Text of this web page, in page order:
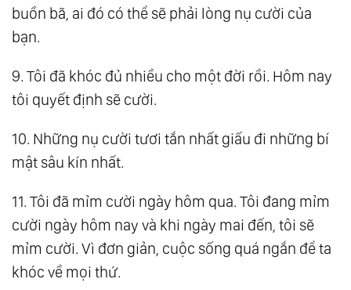
buồn bã, ai đó có thể sẽ phải lòng nụ cười của
bạn.
9. Tôi đã khóc đủ nhiều cho một đời rồi. Hôm nay
tôi quyết định sẽ cười.
10. Những nụ cười tươi tắn nhất giấu đi những bí
mật sâu kín nhất.
11. Tôi đã mỉm cười ngày hôm qua. Tôi đang mỉm
cười ngày hôm nay và khi ngày mai đến, tôi sẽ
mỉm cười. Vì đơn giản, cuộc sống quá ngắn để ta
khóc về mọi thứ.